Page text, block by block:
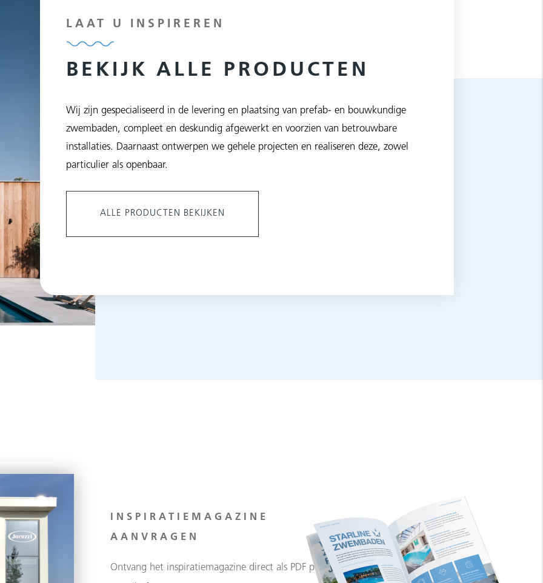
LAAT U INSPIREREN
BEKIJK ALLE PRODUCTEN
Wij zijn gespecialiseerd in de levering en plaatsing van prefab- en bouwkundige
zwembaden, compleet en deskundig afgewerkt en voorzien van betrouwbare
installaties. Daarnaast ontwerpen we gehele projecten en realiseren deze, zowel
particulier als openbaar.
ALLE PRODUCTEN BEKIJKEN
INSPIRATIEMAGAZINE
AANVRAGEN
Ontvang het inspiratiemagazine direct als PDF per